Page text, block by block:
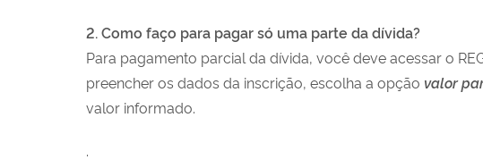
2. Como faço para pagar só uma parte da dívida?
Para pagamento parcial da dívida, você deve acessar o
preencher os dados da inscrição, escolha a opção valor
valor informado.
.